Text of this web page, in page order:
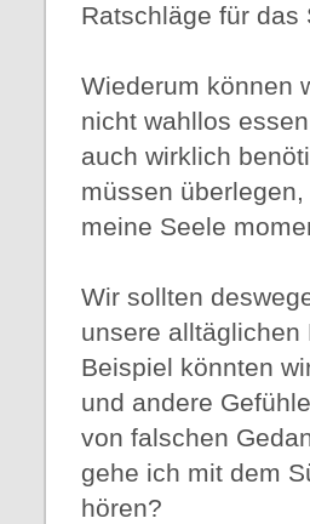
Ratschläge für das
Wiederum können
nicht wahllos
auch wirklich
müssen
meine Seele
Wir sollten
unsere alltäglichen
Beispiel könnten
und andere
von falschen
gehe ich mit dem
hören?